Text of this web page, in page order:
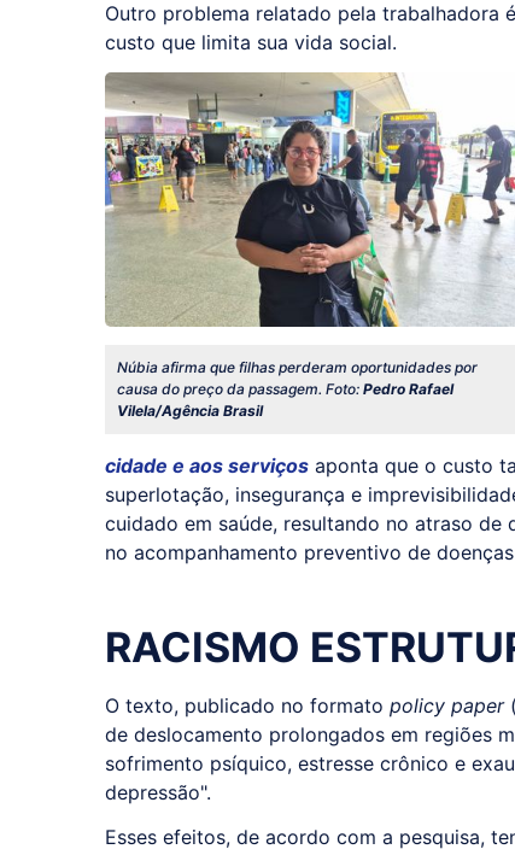
Outro problema relatado pela trabalhadora
custo que limita sua vida social.
Núbia afirma que filhas perderam oportunidades por
causa do preço da passagem. Foto: Pedro Rafael
Vilela/Agência Brasil
cidade e aos serviços aponta que o custo
superlotação, insegurança e
cuidado em saúde, resultando no atraso
no acompanhamento preventivo de
RACISMO
O texto, publicado no formato policy paper
de deslocamento prolongados em regiões
sofrimento psíquico, estresse crônico e
depressão".
Esses efeitos, de acordo com a pesquisa,